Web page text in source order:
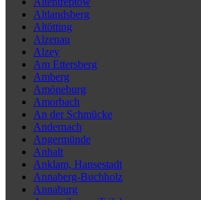
Altlandsberg
Altötting
Alzenau
Alzey
Am Ettersberg
Amberg
Amöneburg
Amorbach
An der Schmücke
Andernach
Angermünde
Anhalt
Anklam, Hansestadt
Annaberg-Buchholz
Annaburg